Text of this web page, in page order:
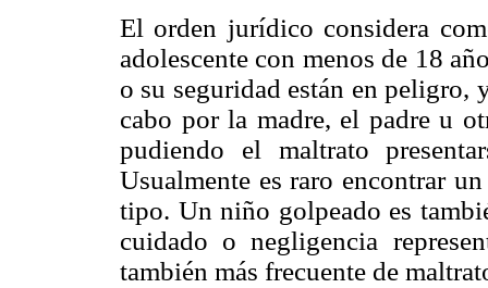
El orden jurídico considera
adolescente con menos de 18
o su seguridad están en peligro,
cabo por la madre, el padre u
pudiendo el maltrato
Usualmente es raro encontrar
tipo. Un niño golpeado es
cuidado o negligencia
también más frecuente de